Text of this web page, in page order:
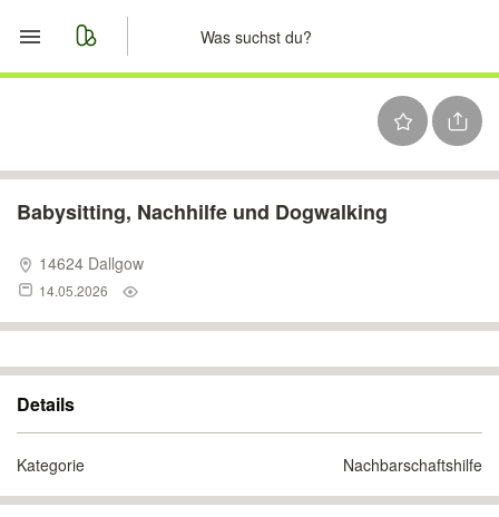
Nachrichten
Anzeige aufgeben
Babysitting, Nachhilfe und Dogwalking
14624 Dallgow
14.05.2026
Details
Kategorie Nachbarschaftshilfe